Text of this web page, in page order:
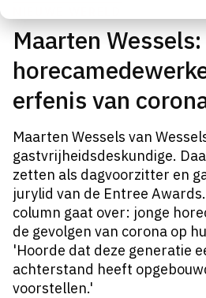
Maarten
erfenis van
Maarten Wessels van
gastvrijheidsdeskundige.
zetten als dagvoorzitter en
jurylid van de Entree
column gaat over: jonge
de gevolgen van corona op
'Hoorde dat deze generatie
achterstand heeft
voorstellen.'